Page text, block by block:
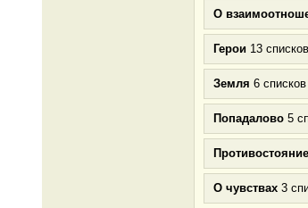
О
Герои 13 списков
Земля 6 списков
Попадалово 5
Противостояние
О чувствах 3